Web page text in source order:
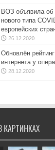
ВОЗ объявила об
нового типа
европейских
26.12.2020
Обновлён
интернета у
28.12.2020
КАРТИНКАХ